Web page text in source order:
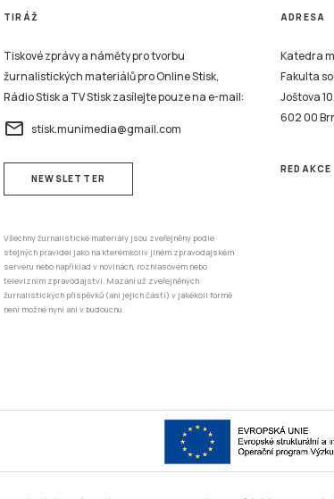
TIRÁŽ
Tiskové zprávy a náměty pro tvorbu
žurnalistických materiálů pro Online Stisk,
Rádio Stisk a TV Stisk zasílejte pouze na e-mail:
email stisk.munimedia@gmail.com
NEWSLETTER
Všechny žurnalistické materiály jsou zveřejněny podle
stejných pravidel jako na kterémkoliv jiném zpravodajském
serveru nebo například v novinách, rozhlasovém nebo
televizním zpravodajství. Mazání už zveřejněných
žurnalistických příspěvků (ani jejich částí) v jakékoli formě
není možné nyní ani v budoucnu.
ADRESA
Katedra
Fakulta
Joštova 10,
602 00
REDAKCE